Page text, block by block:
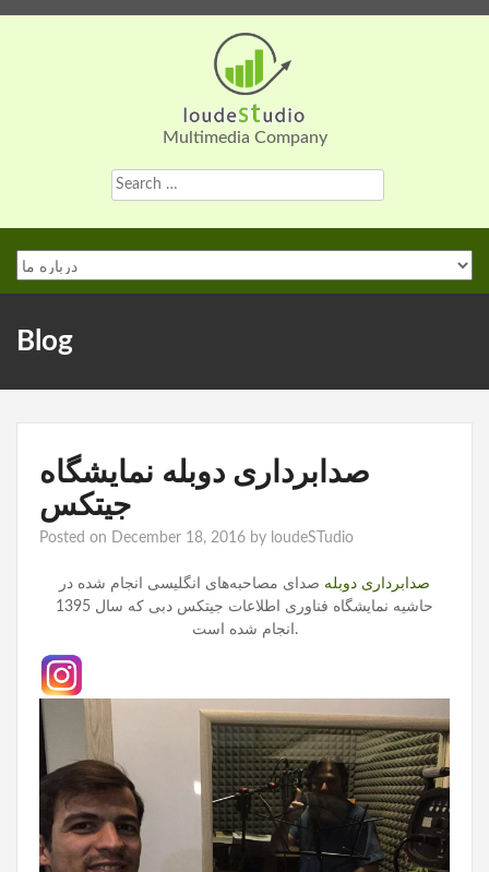
Multimedia Company
Search
for:
Blog
صدابرداری دوبله نمایشگاه
جیتکس
Posted on December 18, 2016 by loudeSTudio
صدابرداری دوبله صدای مصاحبه‌های انگلیسی انجام شده در
حاشیه نمایشگاه فناوری اطلاعات جیتکس دبی که سال 1395
انجام شده است.